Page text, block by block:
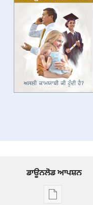
ਡਾਊਨਲੋਡ ਆਪਸ਼ਨ
ਡਿਜੀਟਲ